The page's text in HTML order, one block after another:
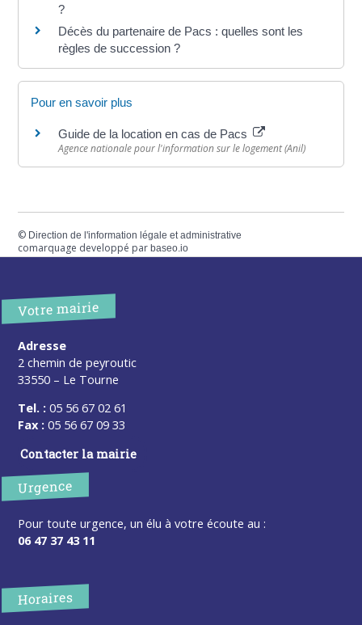
?
Décès du partenaire de Pacs : quelles sont les
règles de succession ?
Pour en savoir plus
Guide de la location en cas de Pacs
Agence nationale pour l'information sur le logement (Anil)
© Direction de l'information légale et administrative
comarquage developpé parbaseo.io
Votre mairie
Adresse
2 chemin de peyroutic
33550 – Le Tourne
Tel. : 05 56 67 02 61
Fax : 05 56 67 09 33
Contacter la mairie
Urgence
Pour toute urgence, un élu à votre écoute au :
06 47 37 43 11
Horaires